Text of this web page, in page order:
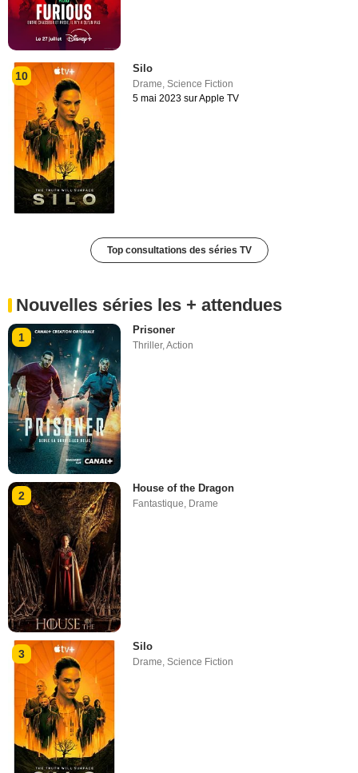
10
Silo
Drame,Science Fiction
5 mai 2023 sur Apple TV
Top consultations des séries TV
Nouvelles séries les + attendues
1
Prisoner
Thriller,Action
2
House of the Dragon
Fantastique, Drame
3
Silo
Drame,Science Fiction